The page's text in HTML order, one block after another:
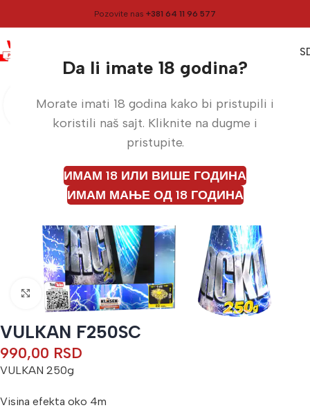
Da li imate 18 godina?
Morate imati 18 godina kako bi pristupili i
koristili naš sajt. Kliknite na dugme i
pristupite.
ИМАМ 18 ИЛИ ВИШЕ ГОДИНА
ИМАМ МАЊЕ ОД 18 ГОДИНА
Pozovite nas +381 64 11 96 577
Meni
Početna Vulkani
Кликните да бисте увећали
VULKAN F250SC
990,00 RSD
VULKAN 250g
Visina efekta oko 4m